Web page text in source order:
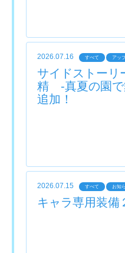
2026.07.16 すべて アッ
サイドストーリ
精 ‐真夏の園で
追加！
2026.07.15 すべて お知
キャラ専用装備